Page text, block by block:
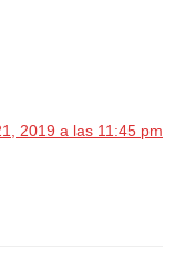
2019 a las 11:45 pm